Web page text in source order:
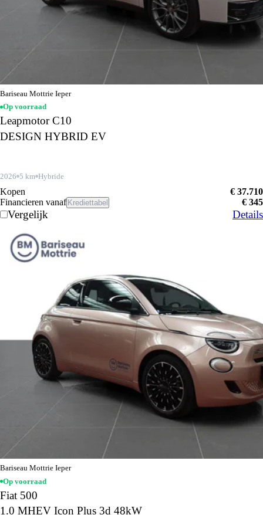
Bariseau Mottrie Ieper
Op voorraad
Leapmotor C10
DESIGN HYBRID EV
2026 5 km Hybride
Kopen
€ 37.710
Financieren vanaf Krediettabel € 345
Vergelijk Details
Bariseau Mottrie Ieper
Op voorraad
Fiat 500
1.0 MHEV Icon Plus 3d 48kW